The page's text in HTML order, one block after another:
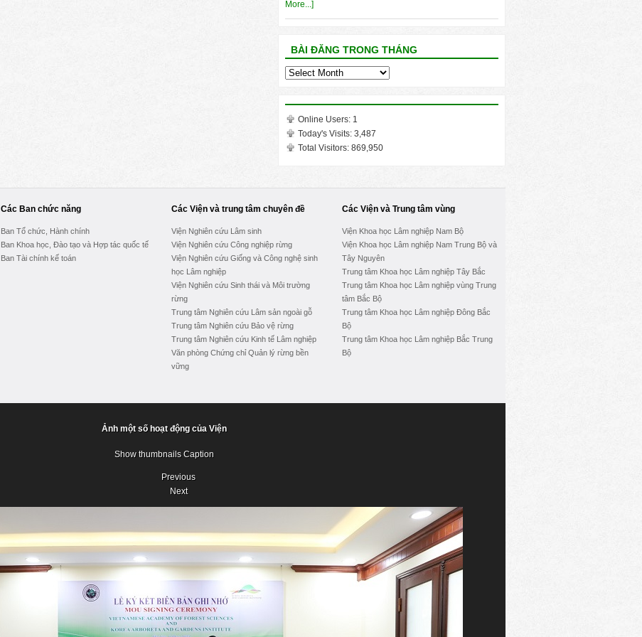
More...]
BÀI ĐĂNG TRONG THÁNG
Bài
thángOnline Users: 1
Today's Visits: 3,487
Total Visitors: 869,950
Các Ban chức năng
Ban Tổ chức, Hành chính
Ban Khoa học, Đào tạo và Hợp tác quốc tế
Ban Tài chính kế toán
Các Viện và trung tâm chuyên đề
Viện Nghiên cứu Lâm sinh
Viện Nghiên cứu Công nghiệp rừng
Viện Nghiên cứu Giống và Công nghệ sinh
học Lâm nghiệp
Viện Nghiên cứu Sinh thái và Môi trường
rừng
Trung tâm Nghiên cứu Lâm sản ngoài gỗ
Trung tâm Nghiên cứu Bảo vệ rừng
Trung tâm Nghiên cứu Kinh tế Lâm nghiệp
Văn phòng Chứng chỉ Quản lý rừng bền
vững
Các Viện và Trung tâm vùng
Viện Khoa học Lâm nghiệp Nam Bộ
Viện Khoa học Lâm nghiệp Nam Trung Bộ và
Tây Nguyên
Trung tâm Khoa học Lâm nghiệp Tây Bắc
Trung tâm Khoa học Lâm nghiệp vùng Trung
tâm Bắc Bộ
Trung tâm Khoa học Lâm nghiệp Đông Bắc
Bộ
Trung tâm Khoa học Lâm nghiệp Bắc Trung
Bộ
Ảnh một số hoạt động của Viện
Show thumbnails Caption
Previous
Next